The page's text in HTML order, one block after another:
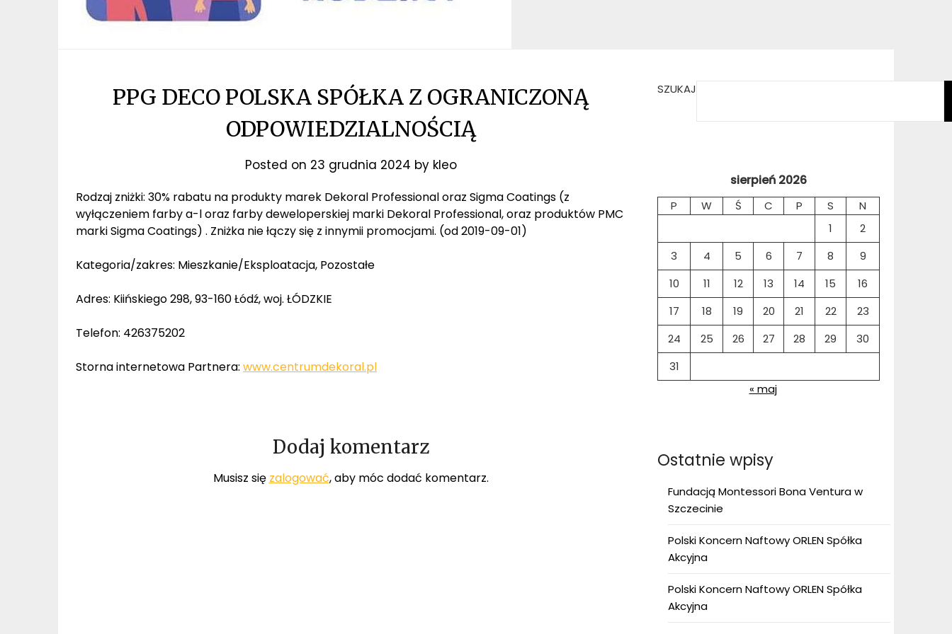
PPG DECO POLSKA SPÓŁKA Z OGRANICZONĄ
ODPOWIEDZIALNOŚCIĄ
Posted on 23 grudnia 2024 by kleo
Rodzaj zniżki: 30% rabatu na produkty marek Dekoral Professional oraz Sigma Coatings (z
wyłączeniem farby a-l oraz farby deweloperskiej marki Dekoral Professional, oraz produktów PMC
marki Sigma Coatings) . Zniżka nie łączy się z innymii promocjami. (od 2019-09-01)
Kategoria/zakres: Mieszkanie/Eksploatacja, Pozostałe
Adres: Kiińskiego 298, 93-160 Łódź, woj. ŁÓDZKIE
Telefon: 426375202
Storna internetowa Partnera: www.centrumdekoral.pl
Dodaj komentarz
Musisz się zalogować, aby móc dodać komentarz.
SZUKAJ
sierpień 2026
P W Ś C P S
N
1
2
3
4 5 6 7 8
9
10
11 12 13 14 15
16
17
18 19 20 21 22
23
24
25 26 27 28 29
30
31
« maj
Ostatnie wpisy
Fundacją Montessori Bona Ventura w
Szczecinie
Polski Koncern Naftowy ORLEN Spółka
Akcyjna
Polski Koncern Naftowy ORLEN Spółka
Akcyjna